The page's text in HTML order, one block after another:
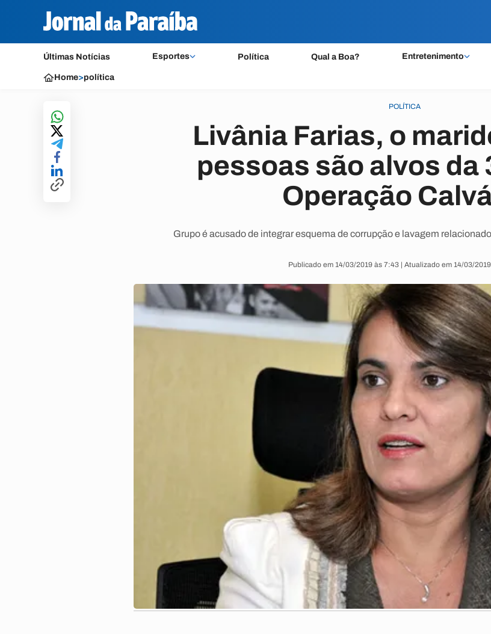
Últimas Notícias Esportes Política Qual a Boa? Entretenimento
Home>política
POLÍTICA
Livânia Farias, o
pessoas são alvos da
Operação
Grupo é acusado de integrar esquema de corrupção e lavagem
Publicado em 14/03/2019 às 7:43 | Atualizado em 14/03/